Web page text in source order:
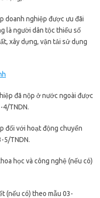
doanh nghiệp được ưu đãi
là người dân tộc thiểu số
xây dựng, vận tải sử dụng
đã nộp ở nước ngoài được
TNDN.
đối với hoạt động chuyển
5/TNDN.
học và công nghệ (nếu có)
(nếu có) theo mẫu 03-